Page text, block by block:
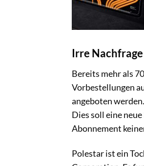
Irre Nachfrage
Bereits mehr als
Vorbestellungen
angeboten
Dies soll eine
Abonnement
Polestar ist ein